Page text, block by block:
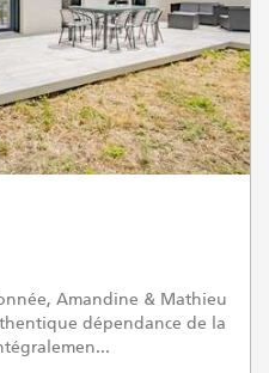
Amandine & Mathieu
dépendance de la